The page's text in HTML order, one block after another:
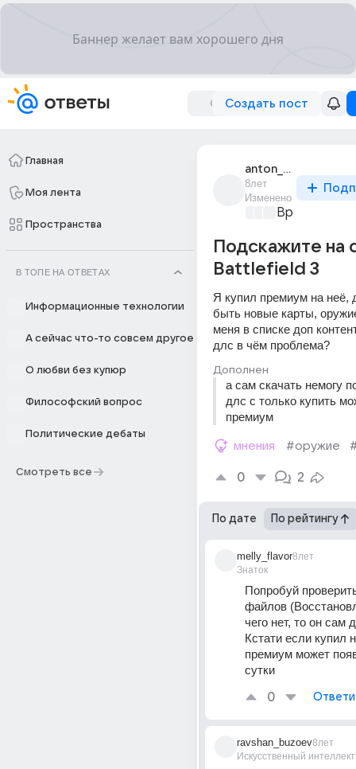
Создать пост
Главная
Моя лента
Пространства
В ТОПЕ НА ОТВЕТАХ
Информационные технологии
А сейчас что-то совсем другое
О любви без купюр
Философский вопрос
Политические дебаты
Смотреть все
anton_sudakov_101
8лет
Изменено
Время игр
Подскажите на
Battlefield 3
Я купил премиум на
быть новые карты,
меня в списке доп
длс в чём проблема?
Дополнен
а сам скачать немогу
длс с только купить
премиум
мнения #оружие
0 2
По дате По рейтингу
melly_flavor
Знаток
8лет
Попробуй
файлов
чего нет, то он сам
Кстати если купил
премиум может
сутки
0
ravshan_buzoev
Искусственный интеллект
8лет